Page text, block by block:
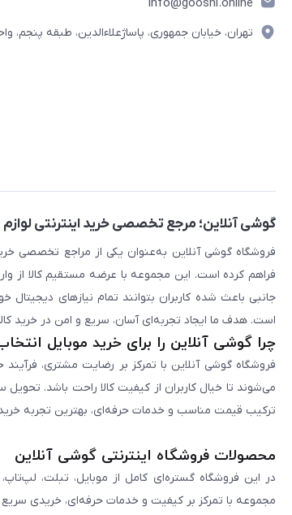
تهران، خیابان جمهوری، پاساژعلاءالدین، طبقه پنجم، واحد
گوشی آنلاین؛ مرجع تخصصی خرید اینترنتی لوازم
فراهم کرده است. این مجموعه با عرضه مستقیم کالا از
جانبی باعث شده کاربران بتوانند تمام نیازهای
است. هدف ما ایجاد تجربه‌ای آسان، سریع و امن در خرید
چرا گوشی آنلاین را برای خرید موبایل
فروشگاه گوشی آنلاین با تمرکز بر رضایت مشتری،
می‌شوند تا خیال کاربران از کیفیت کالا راحت باشد.
ترکیب قیمت مناسب و خدمات حرفه‌ای، بهترین تجربه خرید
محصولات فروشگاه اینترنتی گوشی آنلاین
در این فروشگاه گستره‌ای کامل از موبایل، تبلت،
مجموعه با تمرکز بر کیفیت و خدمات حرفه‌ای، خریدی سریع